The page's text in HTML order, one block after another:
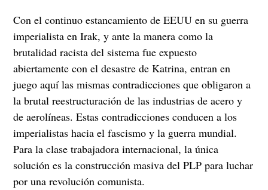
Con el continuo estancamiento de EEUU en su guerra
imperialista en Irak, y ante la manera como la
brutalidad racista del sistema fue expuesto
abiertamente con el desastre de Katrina, entran en
juego aquí las mismas contradicciones que obligaron a
la brutal reestructuración de las industrias de acero y
de aerolíneas. Estas contradicciones conducen a los
imperialistas hacia el fascismo y la guerra mundial.
Para la clase trabajadora internacional, la única
solución es la construcción masiva del PLP para luchar
por una revolución comunista.